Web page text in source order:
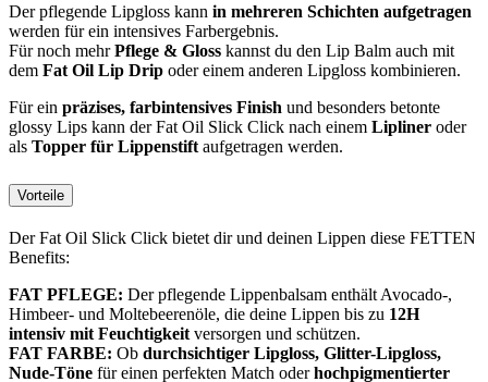
Der pflegende Lipgloss kann in mehreren Schichten aufgetragen
werden für ein intensives Farbergebnis.
Für noch mehrPflege & Gloss kannst du den Lip Balm auch mit
dem Fat Oil Lip Drip oder einem anderen Lipgloss kombinieren.
Für ein präzises, farbintensives Finish und besonders betonte
glossy Lips kann der Fat Oil Slick Click nach einem Lipliner oder
als Topper für Lippenstift aufgetragen werden.
Vorteile
Der Fat Oil Slick Click bietet dir und deinen Lippen diese FETTEN
Benefits:
FAT PFLEGE: Der pflegende Lippenbalsam enthält Avocado-,
Himbeer- und Moltebeerenöle, die deine Lippen bis zu 12H
intensiv mit Feuchtigkeit versorgen und schützen.
FAT FARBE: Ob durchsichtiger Lipgloss, Glitter-Lipgloss,
Nude-Töne für einen perfekten Match oderhochpigmentierter